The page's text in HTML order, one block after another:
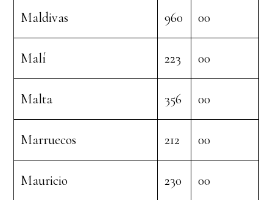
Maldivas 960 00
Malí 223 00
Malta 356 00
Marruecos 212 00
Mauricio 230 00